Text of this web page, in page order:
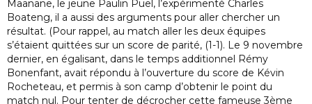
Maanane, le jeune Paulin Puel, l’expérimenté Charles
Boateng, il a aussi des arguments pour aller chercher un
résultat. (Pour rappel, au match aller les deux équipes
s’étaient quittées sur un score de parité, (1-1). Le 9 novembre
dernier, en égalisant, dans le temps additionnel Rémy
Bonenfant, avait répondu à l’ouverture du score de Kévin
Rocheteau, et permis à son camp d’obtenir le point du
match nul. Pour tenter de décrocher cette fameuse 3ème